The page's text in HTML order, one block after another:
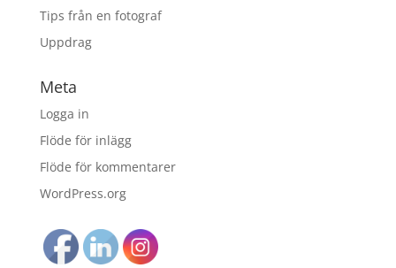
Tips från en fotograf
Uppdrag
Meta
Logga in
Flöde för inlägg
Flöde för kommentarer
WordPress.org